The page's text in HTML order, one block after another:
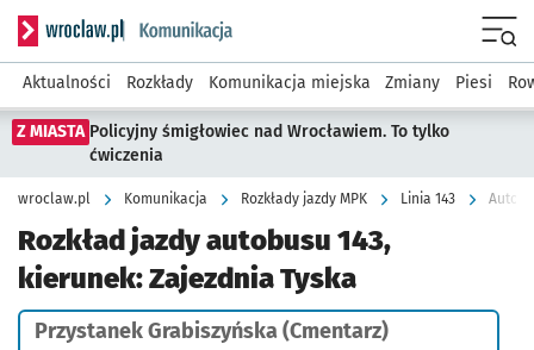
Serwis informacyjny wroclaw.pl podserwis: Komunikacja
Aktualności Rozkłady Komunikacja miejska Zmiany Piesi
Z MIASTA Policyjny śmigłowiec nad Wrocławiem. To tylko
ćwiczenia
wroclaw.pl Komunikacja Rozkłady jazdy MPK Linia 143
Rozkład jazdy autobusu 143,
kierunek: Zajezdnia Tyska
Przystanek Grabiszyńska (Cmentarz)